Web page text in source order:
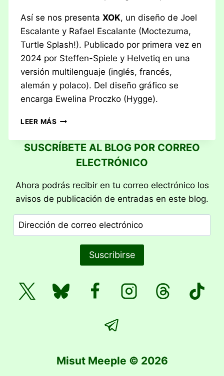
Así se nos presentaXOK, un diseño de Joel
Escalante y Rafael Escalante (Moctezuma,
Turtle Splash!). Publicado por primera vez en
2024 por Steffen-Spiele y Helvetiq en una
versión multilenguaje (inglés, francés,
alemán y polaco). Del diseño gráfico se
encarga Ewelina Proczko (Hygge).
LEER MÁS RESEÑA:
SUSCRÍBETE AL BLOG POR CORREO
ELECTRÓNICO
Ahora podrás recibir en tu correo electrónico los
avisos de publicación de entradas en este blog.
Dirección
de
Suscribirse
Misut Meeple © 2026